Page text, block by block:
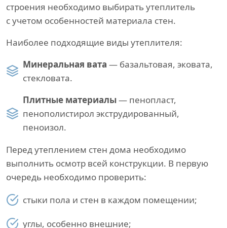
строения необходимо выбирать утеплитель
с учетом особенностей материала стен.
Наиболее подходящие виды утеплителя:
Минеральная вата — базальтовая, эковата,
стекловата.
Плитные материалы — пенопласт,
пенополистирол экструдированный,
пеноизол.
Перед утеплением стен дома необходимо
выполнить осмотр всей конструкции. В первую
очередь необходимо проверить:
стыки пола и стен в каждом помещении;
углы, особенно внешние;